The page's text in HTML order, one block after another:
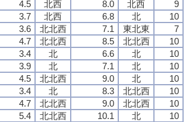
4.5 北西 8.0 北西
9
3.7 北西 6.8 北
10
3.6 北北西 7.1 東北東
7
4.7 北北西 8.5 北北西
10
3.4 北 6.6 北
10
3.9 北 7.1 北
10
4.5 北北西 9.0 北
10
3.4 北 8.3 北北西
10
4.7 北北西 9.0 北北西
10
5.4 北北西 10.1 北
10